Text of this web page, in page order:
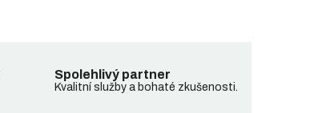
Spolehlivý partner
Kvalitní služby a bohaté zkušenosti.